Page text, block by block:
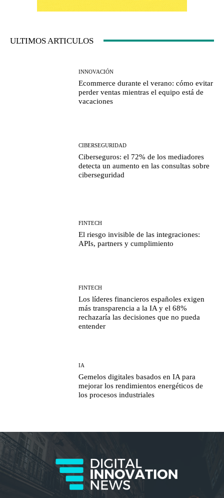
ULTIMOS ARTICULOS
INNOVACIÓN
Ecommerce durante el verano: cómo evitar
perder ventas mientras el equipo está de
vacaciones
CIBERSEGURIDAD
Ciberseguros: el 72% de los mediadores
detecta un aumento en las consultas sobre
ciberseguridad
FINTECH
El riesgo invisible de las integraciones:
APIs, partners y cumplimiento
FINTECH
Los líderes financieros españoles exigen
más transparencia a la IA y el 68%
rechazaría las decisiones que no pueda
entender
IA
Gemelos digitales basados en IA para
mejorar los rendimientos energéticos de
los procesos industriales